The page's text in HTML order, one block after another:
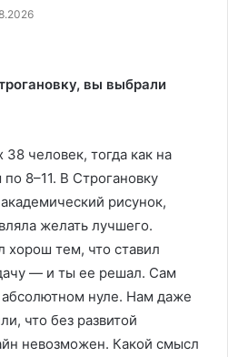
вы выбрали
человек, тогда как на
8–11. В Строгановку
рисунок,
желать лучшего.
хорош тем, что ставил
— и ты ее решал. Сам
нуле. Нам даже
что без развитой
невозможен. Какой смысл